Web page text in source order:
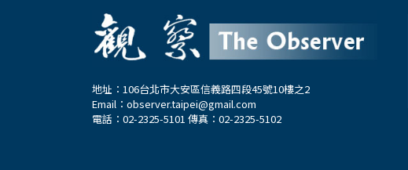
地址：106台北市大安區信義路四段45號10樓之2
Email： observer.taipei@gmail.com
電話：02-2325-5101 傳真：02-2325-5102